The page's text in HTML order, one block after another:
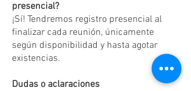
presencial?
¡Sí! Tendremos registro presencial al
finalizar cada reunión, únicamente
según disponibilidad y hasta agotar
existencias.
Dudas o aclaraciones